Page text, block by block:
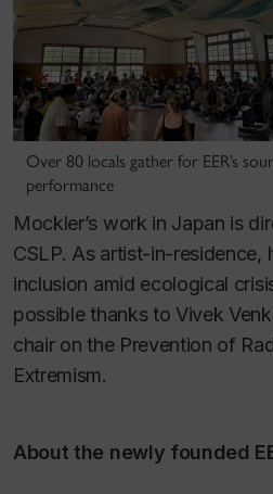
Over 80 locals gather for EER’s
performance
Mockler’s work in Japan is
CSLP. As artist-in-residence,
inclusion amid ecological
possible thanks to Vivek
chair on the Prevention of
Extremism.
About the newly founded